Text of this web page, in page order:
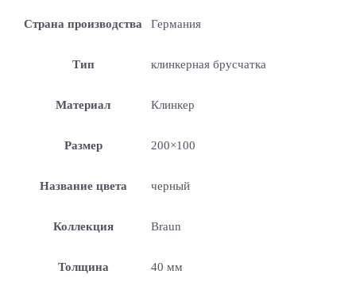
Страна производства Германия
Тип клинкерная брусчатка
Материал Клинкер
Размер 200×100
Название цвета черный
Коллекция Braun
Толщина 40 мм